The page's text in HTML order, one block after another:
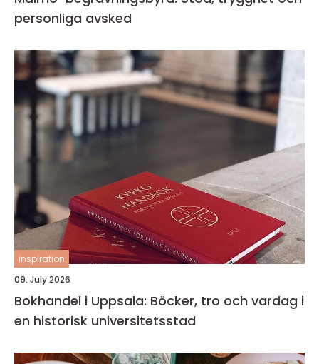
personliga avsked
inspiration
09. July 2026
Bokhandel i Uppsala: Böcker, tro och vardag i
en historisk universitetsstad